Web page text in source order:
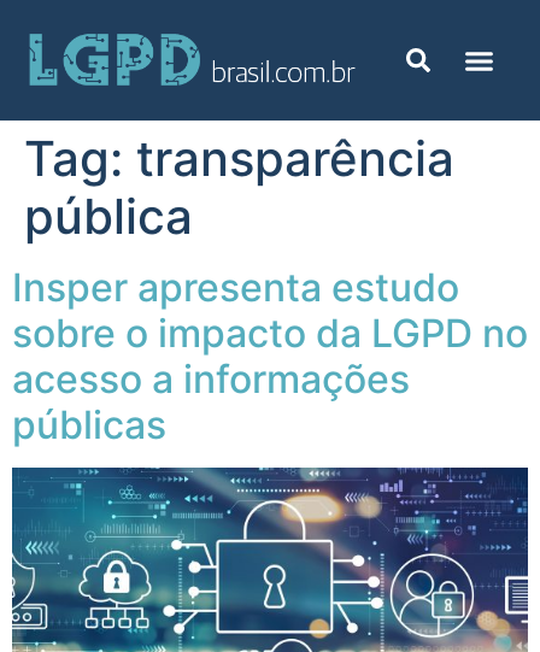
Tag: transparência
pública
Insper apresenta estudo
sobre o impacto da LGPD no
acesso a informações
públicas